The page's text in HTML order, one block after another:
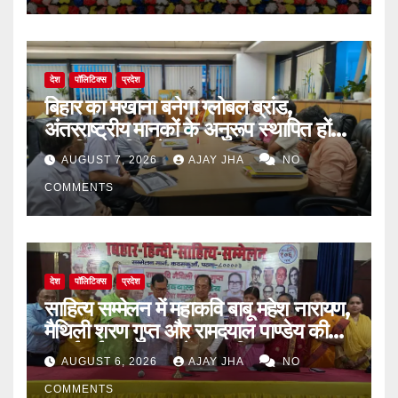
देश पॉलिटिक्स प्रदेश
बिहार का मखाना बनेगा ग्लोबल ब्रांड,
अंतरराष्ट्रीय मानकों के अनुरूप स्थापित होंगे
आधुनिक पॉपिंग सेंटर
AUGUST 7, 2026 AJAY JHA NO
COMMENTS
देश पॉलिटिक्स प्रदेश
साहित्य सम्मेलन में महाकवि बाबू महेश नारायण,
मैथिली शरण गुप्त और रामदयाल पाण्डेय की
मनाई गई जयंती, 72वें जन्म-दिवस पर
बिन्देश्वर गुप्ता हुए सम्मानित
AUGUST 6, 2026 AJAY JHA NO
COMMENTS